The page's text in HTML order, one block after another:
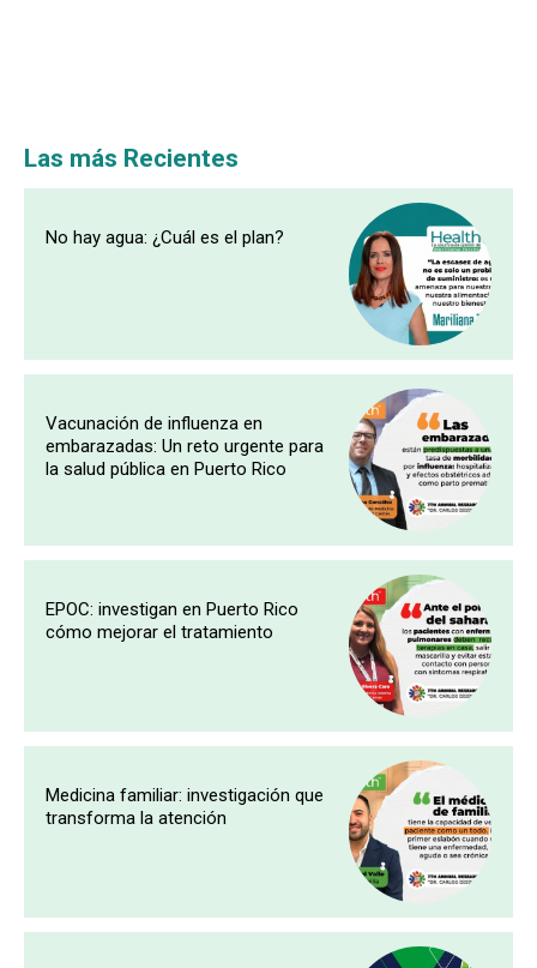
Las más Recientes
No hay agua: ¿Cuál es el plan?
Vacunación de influenza en
embarazadas: Un reto urgente para
la salud pública en Puerto Rico
EPOC: investigan en Puerto Rico
cómo mejorar el tratamiento
Medicina familiar: investigación que
transforma la atención